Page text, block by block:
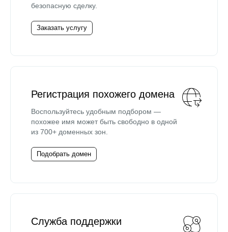
безопасную сделку.
Заказать услугу
Регистрация похожего домена
Воспользуйтесь удобным подбором —
похожее имя может быть свободно в одной
из 700+ доменных зон.
Подобрать домен
Служба поддержки